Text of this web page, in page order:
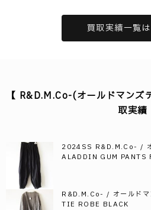
買取実績一覧
【 R&D.M.Co-(オールドマンズ
取実績
2024SS R&D.M.Co- /
ALADDIN GUM PANTS
R&D.M.Co- / オールドマ
TIE ROBE BLACK